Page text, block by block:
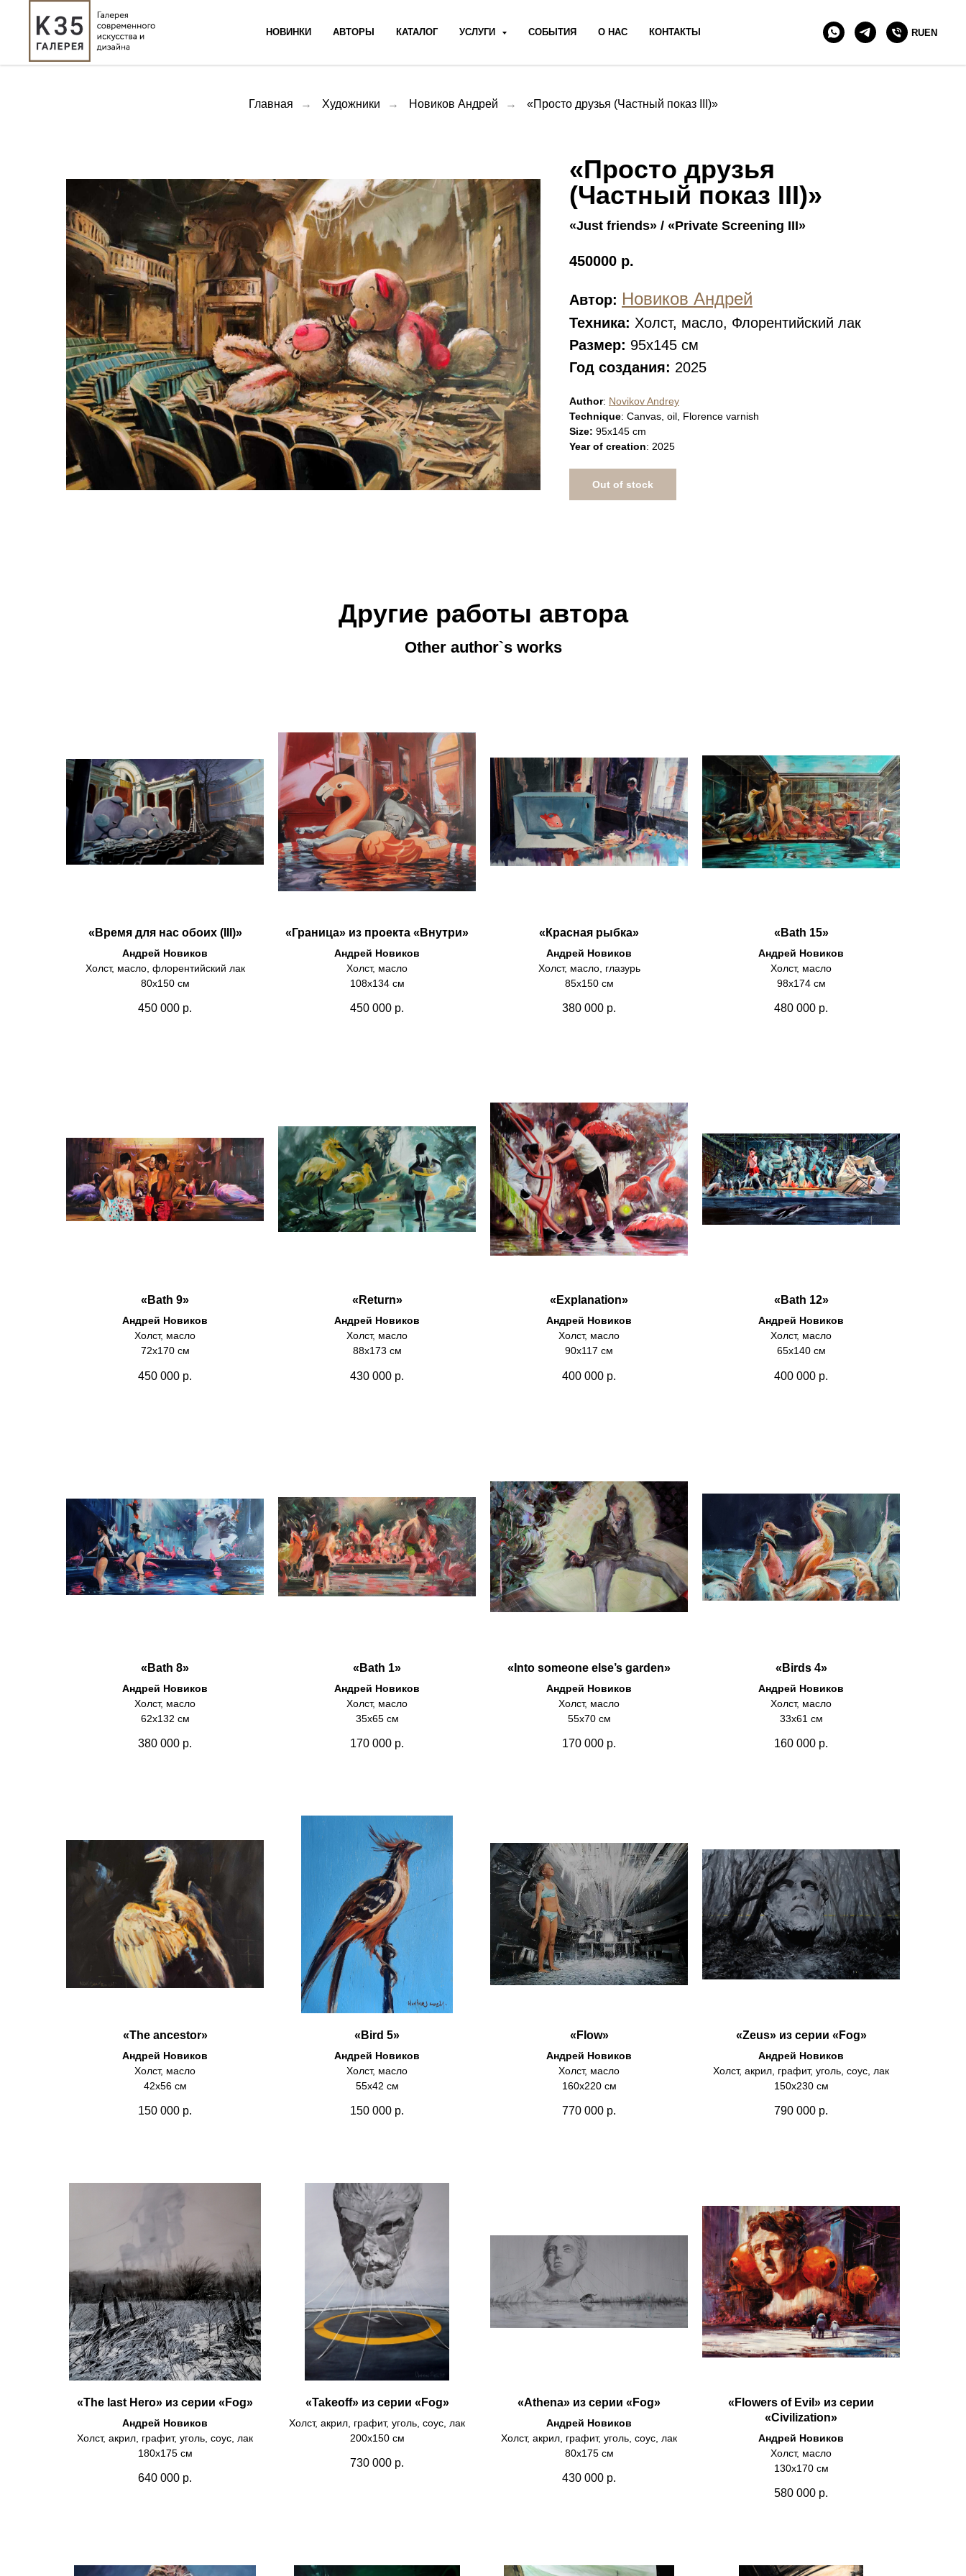
НОВИНКИ
АВТОРЫ КАТАЛОГ УСЛУГИ СОБЫТИЯ О НАС КОНТАКТЫ RUEN
Главная → Художники → Новиков Андрей → «Просто друзья (Частный показ III)»
«Просто друзья
(Частный показ III)»
«Just friends» / «Private Screening III»
450000 р.
Автор: Новиков Андрей
Техника: Холст, масло, Флорентийский лак
Размер: 95x145 см
Год создания: 2025
Author: Novikov Andrey
Technique: Canvas, oil, Florence varnish
Size: 95x145 cm
Year of creation: 2025
Out of stock
Другие работы автора
Other author`s works
«Время для нас обоих (III)»
Андрей Новиков
Холст, масло, флорентийский лак
80х150 см
450 000 р.
«Граница» из проекта «Внутри»
Андрей Новиков
Холст, масло
108х134 см
450 000 р.
«Красная рыбка»
Андрей Новиков
Холст, масло, глазурь
85х150 см
380 000 р.
«Bath 15»
Андрей Новиков
Холст, масло
98х174 см
480 000 р.
«Bath 9»
Андрей Новиков
Холст, масло
72х170 см
450 000 р.
«Return»
Андрей Новиков
Холст, масло
88х173 см
430 000 р.
«Explanation»
Андрей Новиков
Холст, масло
90х117 см
400 000 р.
«Bath 12»
Андрей Новиков
Холст, масло
65х140 см
400 000 р.
«Bath 8»
Андрей Новиков
Холст, масло
62х132 см
380 000 р.
«Bath 1»
Андрей Новиков
Холст, масло
35х65 см
170 000 р.
«Into someone else’s garden»
Андрей Новиков
Холст, масло
55х70 см
170 000 р.
«Birds 4»
Андрей Новиков
Холст, масло
33х61 см
160 000 р.
«The ancestor»
Андрей Новиков
Холст, масло
42х56 см
150 000 р.
«Bird 5»
Андрей Новиков
Холст, масло
55х42 см
150 000 р.
«Flow»
Андрей Новиков
Холст, масло
160х220 см
770 000 р.
«Zeus» из серии «Fog»
Андрей Новиков
Холст, акрил, графит, уголь, соус, лак
150х230 см
790 000 р.
«The last Hero» из серии «Fog»
Андрей Новиков
Холст, акрил, графит, уголь, соус, лак
180х175 см
640 000 р.
«Takeoff» из серии «Fog»
Холст, акрил, графит, уголь, соус, лак
200х150 см
730 000 р.
«Athena» из серии «Fog»
Андрей Новиков
Холст, акрил, графит, уголь, соус, лак
80х175 см
430 000 р.
«Flowers of Evil» из серии
«Civilization»
Андрей Новиков
Холст, масло
130х170 см
580 000 р.